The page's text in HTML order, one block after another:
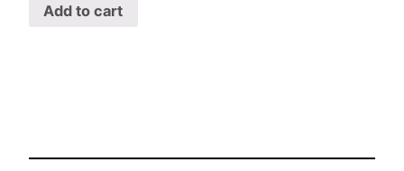
Add to cart